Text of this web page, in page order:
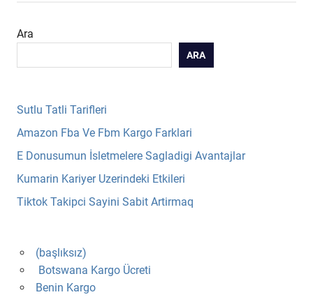
Ara
ARA
Sutlu Tatli Tarifleri
Amazon Fba Ve Fbm Kargo Farklari
E Donusumun İsletmelere Sagladigi Avantajlar
Kumarin Kariyer Uzerindeki Etkileri
Tiktok Takipci Sayini Sabit Artirmaq
(başlıksız)
Botswana Kargo Ücreti
Benin Kargo